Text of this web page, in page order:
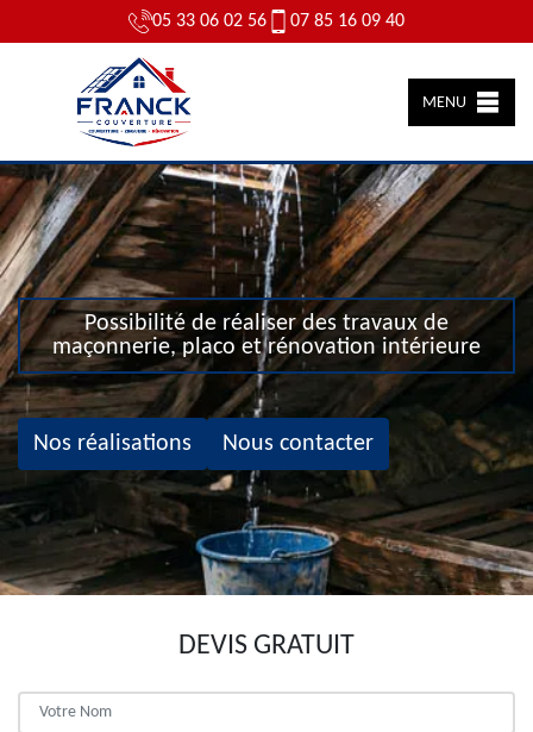
05 33 06 02 56 07 85 16 09 40
MENU
Possibilité de réaliser des travaux de
maçonnerie, placo et rénovation intérieure
Nos réalisations Nous contacter
DEVIS GRATUIT